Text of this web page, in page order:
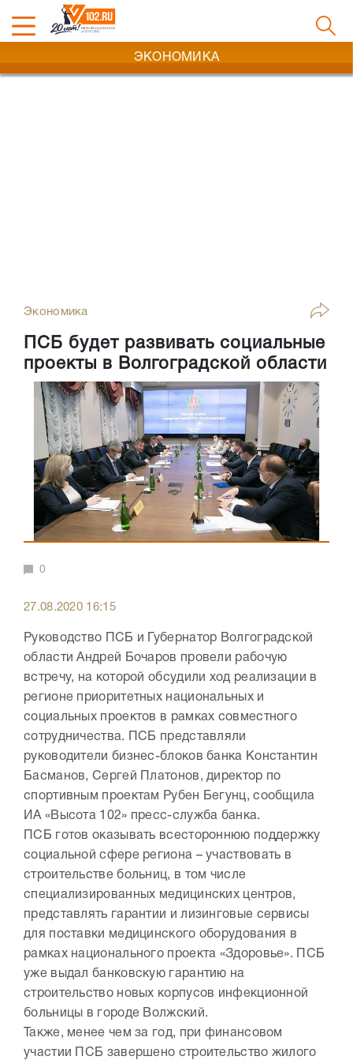
ЭКОНОМИКА
Экономика
ПСБ будет развивать социальные
проекты в Волгоградской области
0
27.08.2020 16:15
Руководство ПСБ и Губернатор Волгоградской
области Андрей Бочаров провели рабочую
встречу, на которой обсудили ход реализации в
регионе приоритетных национальных и
социальных проектов в рамках совместного
сотрудничества. ПСБ представляли
руководители бизнес-блоков банка Константин
Басманов, Сергей Платонов, директор по
спортивным проектам Рубен Бегунц, сообщила
ИА «Высота 102» пресс-служба банка.
ПСБ готов оказывать всестороннюю поддержку
социальной сфере региона – участвовать в
строительстве больниц, в том числе
специализированных медицинских центров,
представлять гарантии и лизинговые сервисы
для поставки медицинского оборудования в
рамках национального проекта «Здоровье». ПСБ
уже выдал банковскую гарантию на
строительство новых корпусов инфекционной
больницы в городе Волжский.
Также, менее чем за год, при финансовом
участии ПСБ завершено строительство жилого